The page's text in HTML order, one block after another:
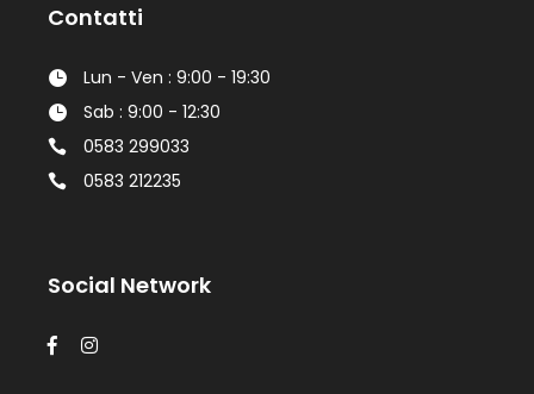
Contatti
Lun - Ven : 9:00 - 19:30
Sab : 9:00 - 12:30
0583 299033
0583 212235
Social Network